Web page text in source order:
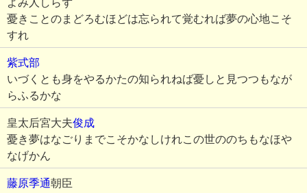
よみ人しらず
憂きことのまどろむほどは忘られて覚むれば夢の心地こそ
すれ
紫式部
いづくとも身をやるかたの知られねば憂しと見つつもなが
らふるかな
皇太后宮大夫俊成
憂き夢はなごりまでこそかなしけれこの世ののちもなほや
なげかん
藤原季通朝臣